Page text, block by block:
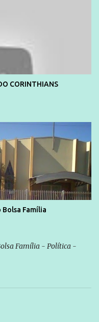
CORINTHIANS
Família
Família - Política -